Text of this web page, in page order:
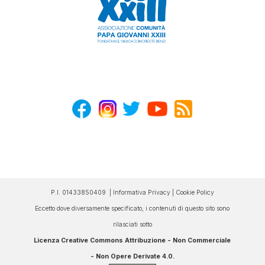
P.I. 01433850409 | Informativa Privacy| Cookie Policy
Eccetto dove diversamente specificato, i contenuti di questo sito sono
rilasciati sotto
Licenza Creative Commons Attribuzione - Non Commerciale
- Non Opere Derivate 4.0.